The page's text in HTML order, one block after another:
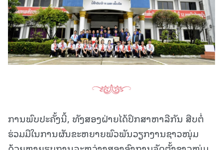
ການພົບປະຄັ້ງນີ້, ທັງສອງຝ່າຍໄດ້ປຶກສາຫາລືກັນ ສືບຕໍ່
ຮ່ວມມືໃນການຜັນຂະຫຍາຍພົວພັນວຽກງານຊາວໜຸ່ມ